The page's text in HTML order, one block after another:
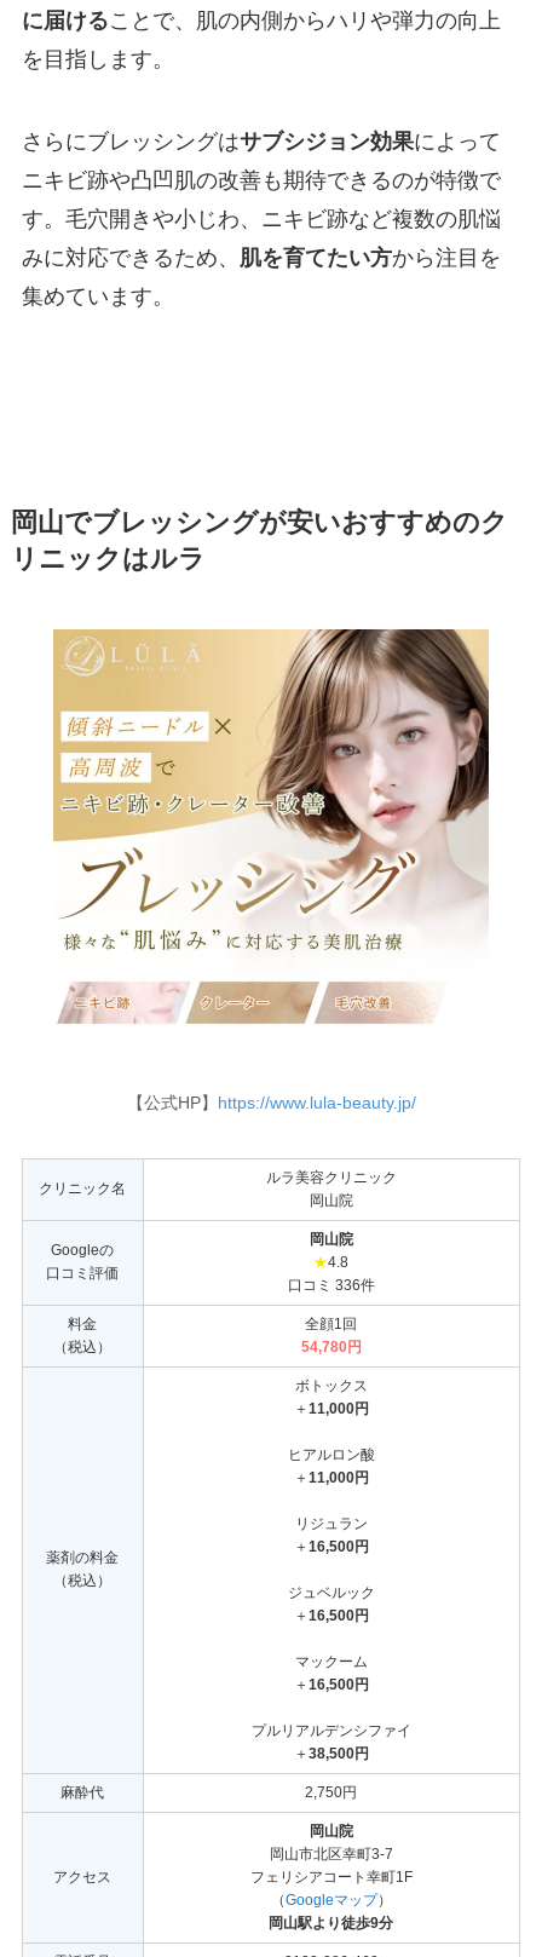
に届けることで、肌の内側からハリや弾力の向上
を目指します。
さらにブレッシングはサブシジョン効果によって
ニキビ跡や凸凹肌の改善も期待できるのが特徴で
す。毛穴開きや小じわ、ニキビ跡など複数の肌悩
みに対応できるため、
肌を育てたい方から注目を
集めています。
岡山でブレッシングが安いおすすめのク
リニックはルラ
【公式HP】 https://www.lula-beauty.jp/
クリニック名
ルラ美容クリニック
岡山院
Googleの
口コミ評価
岡山院
★4.8
口コミ 336件
料金
（税込）
全顔1回
54,780円
薬剤の料金
（税込）
ボトックス
＋ 11,000円
ヒアルロン酸
＋ 11,000円
リジュラン
＋ 16,500円
ジュベルック
＋ 16,500円
マックーム
＋ 16,500円
プルリアルデンシファイ
＋ 38,500円
麻酔代 2,750円
アクセス
岡山院
岡山市北区幸町3-7
フェリシアコート幸町1F
（Googleマップ）
岡山駅より徒歩9分